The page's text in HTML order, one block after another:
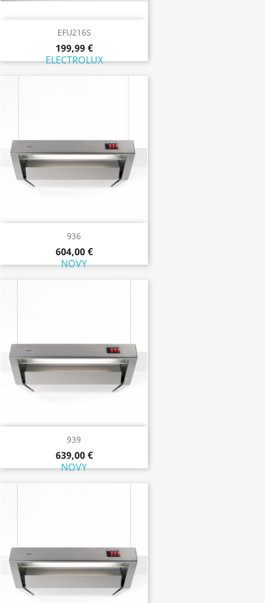
EFU216S
199,99 €
ELECTROLUX
936
604,00 €
NOVY
939
639,00 €
NOVY